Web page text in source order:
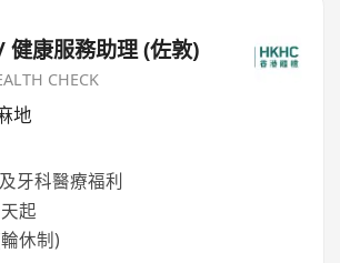
健康服務助理 (佐敦)
CHECK
地
牙科醫療福利
起
休制)